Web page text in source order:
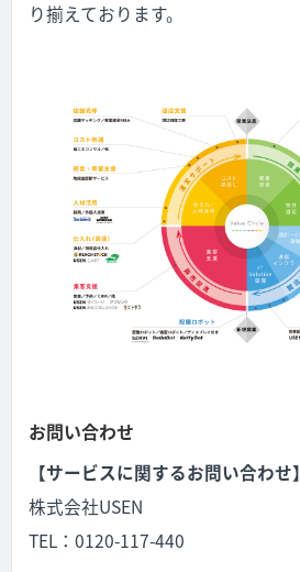
り揃えております。
お問い合わせ
【サービスに関するお問い合わせ】
株式会社USEN
TEL：0120-117-440